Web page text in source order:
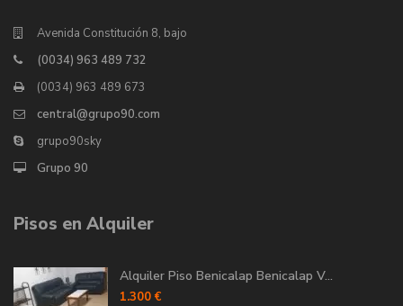
Avenida Constitución 8, bajo
(0034) 963 489 732
(0034) 963 489 673
central@grupo90.com
grupo90sky
Grupo 90
Pisos en Alquiler
Alquiler Piso Benicalap Benicalap V...
1.300 €